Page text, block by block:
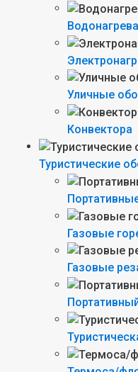
Уличные
Конвектора
Туристические
Газовые
Газовые